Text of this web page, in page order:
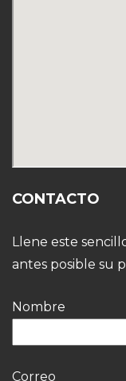
CONTACTO
Llene este
antes posible su
Nombre
Correo